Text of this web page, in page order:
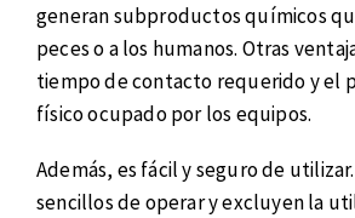
generan subproductos químicos
peces o a los humanos. Otras
tiempo de contacto requerido y el
físico ocupado por los equipos.
Además, es fácil y seguro de
sencillos de operar y excluyen la